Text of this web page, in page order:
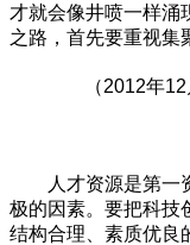
才就会像井喷一样涌
之路，首先要重视集
（2012年
人才资源是第一资
极的因素。要把科技
结构合理、素质优良